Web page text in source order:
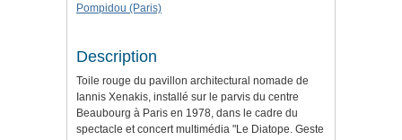
Pompidou (Paris)
Description
Toile rouge du pavillon architectural nomade de
Iannis Xenakis, installé sur le parvis du centre
Beaubourg à Paris en 1978, dans le cadre du
spectacle et concert multimédia "Le Diatope. Geste